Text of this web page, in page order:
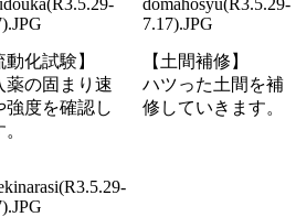
動化試験】
薬の固まり速
強度を確認し
【土間補修】
ハツった土間を補
修していきます。